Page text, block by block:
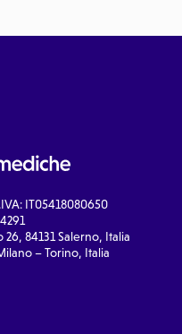
IT05418080650
84131 Salerno, Italia
– Torino, Italia